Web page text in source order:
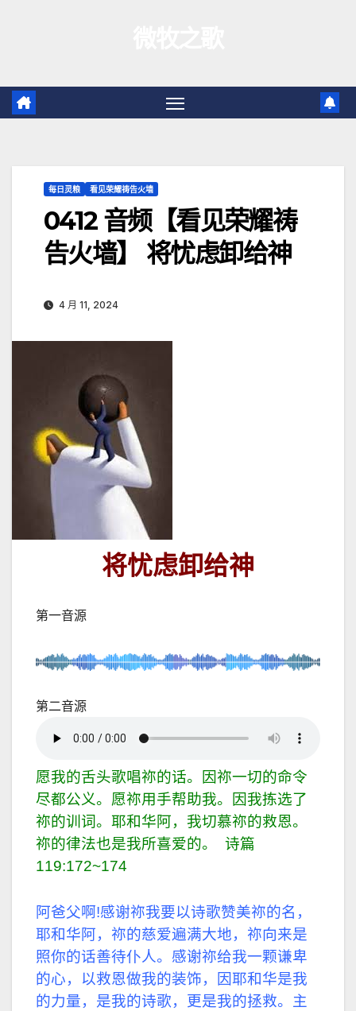
容
每日灵粮 看见荣耀祷告火墙
0412 音频【看见荣耀祷
告火墙】 将忧虑卸给神
4 月 11, 2024
将忧虑卸给神
第一音源
第二音源
愿我的舌头歌唱祢的话。因祢一切的命令
尽都公义。愿祢用手帮助我。因我拣选了
祢的训词。耶和华阿，我切慕祢的救恩。
祢的律法也是我所喜爱的。 诗篇
119:172~174
阿爸父啊!感谢祢我要以诗歌赞美祢的名，
耶和华阿，祢的慈爱遍满大地，祢向来是
照你的话善待仆人。 感谢祢给我一颗谦卑
的心，以救恩做我的装饰，
因耶和华是我
的力量，是我的诗歌，更是我的拯救。 主